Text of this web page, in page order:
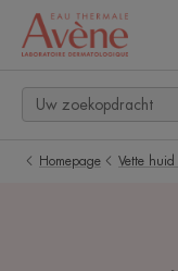
Homepage Vette